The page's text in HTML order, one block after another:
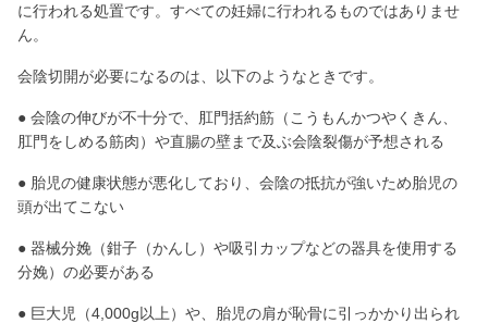
に行われる処置です。すべての妊婦に行われるものではありませ
ん。
会陰切開が必要になるのは、以下のようなときです。
● 会陰の伸びが不十分で、肛門括約筋（こうもんかつやくきん、
肛門をしめる筋肉）や直腸の壁まで及ぶ会陰裂傷が予想される
● 胎児の健康状態が悪化しており、会陰の抵抗が強いため胎児の
頭が出てこない
● 器械分娩（鉗子（かんし）や吸引カップなどの器具を使用する
分娩）の必要がある
● 巨大児（4,000g以上）や、胎児の肩が恥骨に引っかかり出られ